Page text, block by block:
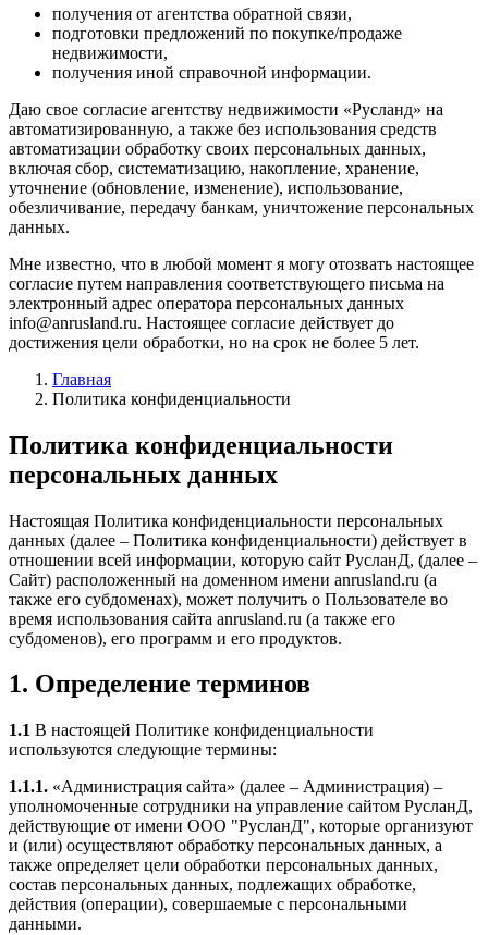
получения от агентства обратной связи,
подготовки предложений по покупке/продаже
недвижимости,
получения иной справочной информации.
Даю свое согласие агентству недвижимости «Русланд» на
автоматизированную, а также без использования средств
автоматизации обработку своих персональных данных,
включая сбор, систематизацию, накопление, хранение,
уточнение (обновление, изменение), использование,
обезличивание, передачу банкам, уничтожение персональных
данных.
Мне известно, что в любой момент я могу отозвать настоящее
согласие путем направления соответствующего письма на
электронный адрес оператора персональных данных
info@anrusland.ru. Настоящее согласие действует до
достижения цели обработки, но на срок не более 5 лет.
Главная
Политика конфиденциальности
Политика конфиденциальности
персональных данных
Настоящая Политика конфиденциальности персональных
данных (далее – Политика конфиденциальности) действует в
отношении всей информации, которую сайт РусланД, (далее –
Сайт) расположенный на доменном имени anrusland.ru (а
также его субдоменах), может получить о Пользователе во
время использования сайта anrusland.ru (а также его
субдоменов), его программ и его продуктов.
1. Определение терминов
1.1 В настоящей Политике конфиденциальности
используются следующие термины:
1.1.1. «Администрация сайта» (далее – Администрация) –
уполномоченные сотрудники на управление сайтом РусланД,
действующие от имени ООО "РусланД", которые организуют
и (или) осуществляют обработку персональных данных, а
также определяет цели обработки персональных данных,
состав персональных данных, подлежащих обработке,
действия (операции), совершаемые с персональными
данными.